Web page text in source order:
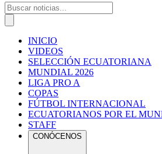
INICIO
VIDEOS
SELECCIÓN ECUATORIANA
MUNDIAL 2026
LIGA PRO A
COPAS
FÚTBOL INTERNACIONAL
ECUATORIANOS POR EL
STAFF
CONÓCENOS